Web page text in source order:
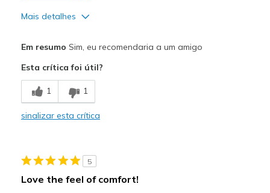
Mais detalhes
Breathe Well
Comfortable
Em resumo Sim, eu recomendaria a um amigo
Esta crítica foi útil?
1 1
sinalizar esta crítica
5
Love the feel of comfort!